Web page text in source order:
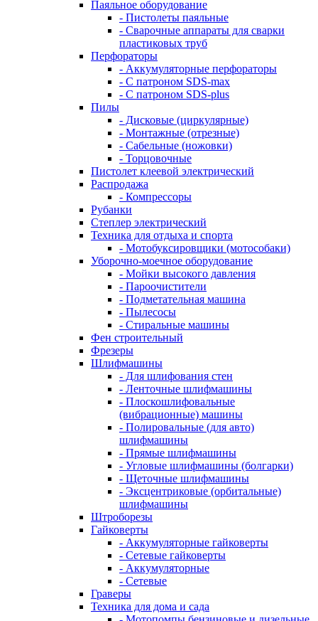
Паяльное оборудование
- Пистолеты паяльные
- Сварочные аппараты для сварки
пластиковых труб
Перфораторы
- Аккумуляторные перфораторы
- С патроном SDS-max
- С патроном SDS-plus
Пилы
- Дисковые (циркулярные)
- Монтажные (отрезные)
- Сабельные (ножовки)
- Торцовочные
Пистолет клеевой электрический
Распродажа
- Компрессоры
Рубанки
Степлер электрический
Техника для отдыха и спорта
- Мотобуксировщики (мотособаки)
Уборочно-моечное оборудование
- Мойки высокого давления
- Пароочистители
- Подметательная машина
- Пылесосы
- Стиральные машины
Фен строительный
Фрезеры
Шлифмашины
- Для шлифования стен
- Ленточные шлифмашины
- Плоскошлифовальные
(вибрационные) машины
- Полировальные (для авто)
шлифмашины
- Прямые шлифмашины
- Угловые шлифмашины (болгарки)
- Щеточные шлифмашины
- Эксцентриковые (орбитальные)
шлифмашины
Штроборезы
Гайковерты
- Аккумуляторные гайковерты
- Сетевые гайковерты
- Аккумуляторные
- Сетевые
Граверы
Техника для дома и сада